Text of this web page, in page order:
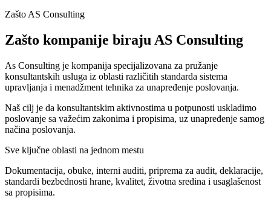
Zašto AS Consulting
Zašto kompanije biraju AS Consulting
As Consulting je kompanija specijalizovana za pružanje
konsultantskih usluga iz oblasti različitih standarda sistema
upravljanja i menadžment tehnika za unapređenje poslovanja.
Naš cilj je da konsultantskim aktivnostima u potpunosti uskladimo
poslovanje sa važećim zakonima i propisima, uz unapređenje samog
načina poslovanja.
Sve ključne oblasti na jednom mestu
Dokumentacija, obuke, interni auditi, priprema za audit, deklaracije,
standardi bezbednosti hrane, kvalitet, životna sredina i usaglašenost
sa propisima.